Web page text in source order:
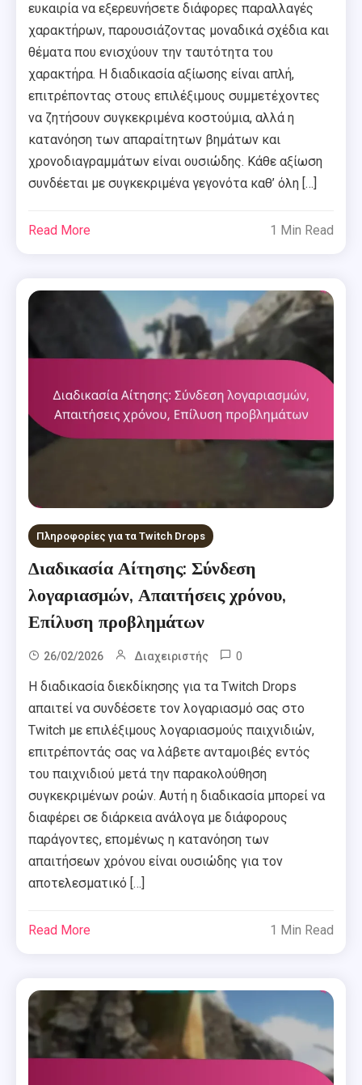
ευκαιρία να εξερευνήσετε διάφορες παραλλαγές
χαρακτήρων, παρουσιάζοντας μοναδικά σχέδια και
θέματα που ενισχύουν την ταυτότητα του
χαρακτήρα. Η διαδικασία αξίωσης είναι απλή,
επιτρέποντας στους επιλέξιμους συμμετέχοντες
να ζητήσουν συγκεκριμένα κοστούμια, αλλά η
κατανόηση των απαραίτητων βημάτων και
χρονοδιαγραμμάτων είναι ουσιώδης. Κάθε αξίωση
συνδέεται με συγκεκριμένα γεγονότα καθ’ όλη […]
Read More 1 Min Read
Πληροφορίες για τα Twitch Drops
Διαδικασία Αίτησης: Σύνδεση
λογαριασμών, Απαιτήσεις χρόνου,
Επίλυση προβλημάτων
26/02/2026 Διαχειριστής 0
Η διαδικασία διεκδίκησης για τα Twitch Drops
απαιτεί να συνδέσετε τον λογαριασμό σας στο
Twitch με επιλέξιμους λογαριασμούς παιχνιδιών,
επιτρέποντάς σας να λάβετε ανταμοιβές εντός
του παιχνιδιού μετά την παρακολούθηση
συγκεκριμένων ροών. Αυτή η διαδικασία μπορεί να
διαφέρει σε διάρκεια ανάλογα με διάφορους
παράγοντες, επομένως η κατανόηση των
απαιτήσεων χρόνου είναι ουσιώδης για τον
αποτελεσματικό […]
Read More 1 Min Read